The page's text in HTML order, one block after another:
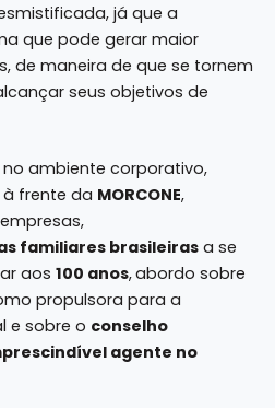
já que a
que pode gerar maior
de maneira de que se tornem
seus objetivos de
ambiente corporativo,
à frente da MORCONE,
familiares brasileiras a se
aos 100 anos,abordo sobre
propulsora para a
e sobre o conselho
agente no